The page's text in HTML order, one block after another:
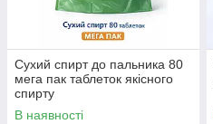
Сухий спирт до пальника 80
мега пак таблеток якісного
спирту
В наявності